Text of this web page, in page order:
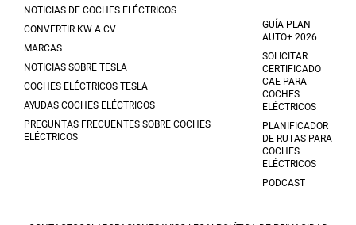
NOTICIAS DE COCHES ELÉCTRICOS
CONVERTIR KW A CV
MARCAS
NOTICIAS SOBRE TESLA
COCHES ELÉCTRICOS TESLA
AYUDAS COCHES ELÉCTRICOS
PREGUNTAS FRECUENTES SOBRE COCHES
ELÉCTRICOS
GUÍA PLAN
AUTO+ 2026
SOLICITAR
CERTIFICADO
CAE PARA
COCHES
ELÉCTRICOS
PLANIFICADOR
DE RUTAS PARA
COCHES
ELÉCTRICOS
PODCAST